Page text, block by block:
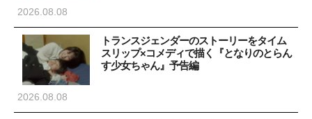
2026.08.08
トランスジェンダーのストーリーをタイム
スリップ×コメディで描く『となりのとらん
す少女ちゃん』予告編
2026.08.08